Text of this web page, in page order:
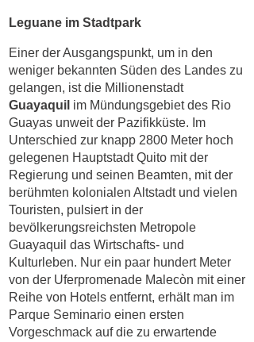
Leguane im Stadtpark
Einer der Ausgangspunkt, um in den
weniger bekannten Süden des Landes zu
gelangen, ist die Millionenstadt
Guayaquil im Mündungsgebiet des Rio
Guayas unweit der Pazifikküste. Im
Unterschied zur knapp 2800 Meter hoch
gelegenen Hauptstadt Quito mit der
Regierung und seinen Beamten, mit der
berühmten kolonialen Altstadt und vielen
Touristen, pulsiert in der
bevölkerungsreichsten Metropole
Guayaquil das Wirtschafts- und
Kulturleben. Nur ein paar hundert Meter
von der Uferpromenade Malecòn mit einer
Reihe von Hotels entfernt, erhält man im
Parque Seminario einen ersten
Vorgeschmack auf die zu erwartende